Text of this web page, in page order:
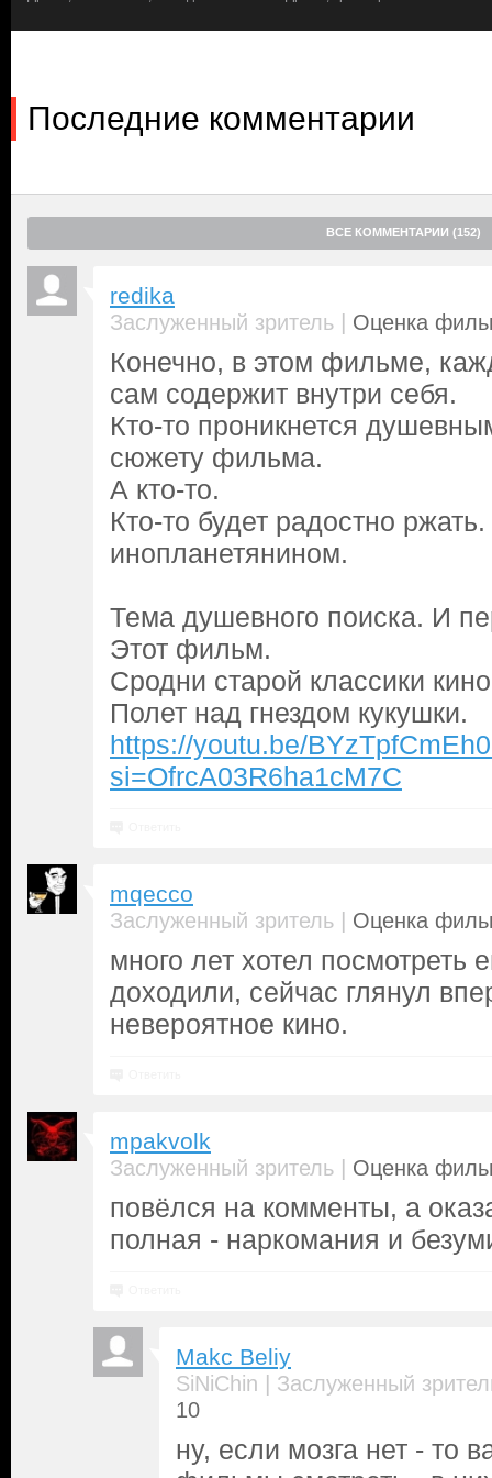
Последние комментарии
ВСЕ КОММЕНТАРИИ (152)
redika
Заслуженный зритель | Оценка
Конечно, в этом фильме,
сам содержит внутри себя.
Кто-то проникнется
сюжету фильма.
А кто-то.
Кто-то будет радостно
инопланетянином.
Тема душевного поиска. И
Этот фильм.
Сродни старой классики
Полет над гнездом кукушки.
https://youtu.be/
si=OfrcA03R6ha1cM7C
mqecco
Заслуженный зритель | Оценка
много лет хотел посмотреть
доходили, сейчас глянул
невероятное кино.
mpakvolk
Заслуженный зритель | Оценка
повёлся на комменты, а
полная - наркомания и
Makc Beliy
SiNiChin | Заслуженный
10
ну, если мозга нет - то